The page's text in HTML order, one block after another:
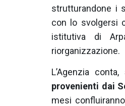
strutturandone i
con lo svolgersi
istitutiva di
riorganizzazione.
L’Agenzia
provenienti dai
mesi